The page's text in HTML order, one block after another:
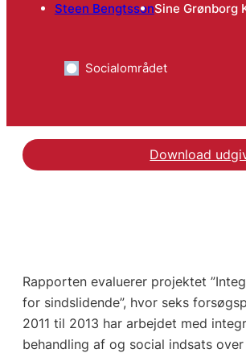
Steen BengtssonSine Grønborg
Socialområdet
Download
Rapporten evaluerer projektet
for sindslidende”, hvor seks
2011 til 2013 har arbejdet med
behandling af og social indsats